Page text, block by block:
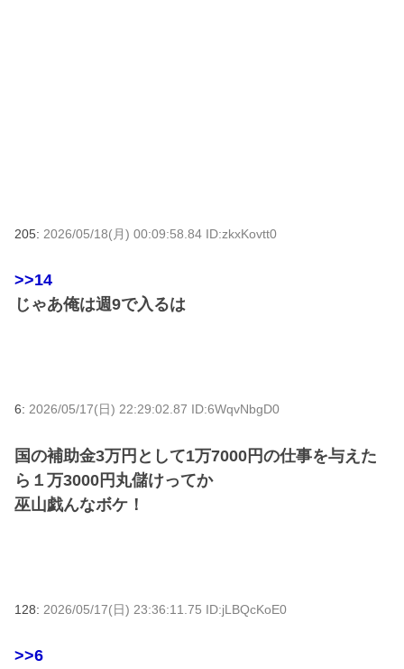
205: 2026/05/18(月) 00:09:58.84 ID:zkxKovtt0
>>14
じゃあ俺は週9で入るは
6: 2026/05/17(日) 22:29:02.87 ID:6WqvNbgD0
国の補助金3万円として1万7000円の仕事を与えた
ら１万3000円丸儲けってか
巫山戯んなボケ！
128: 2026/05/17(日) 23:36:11.75 ID:jLBQcKoE0
>>6